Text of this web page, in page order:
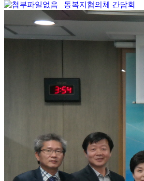
동복지협의체 간담회